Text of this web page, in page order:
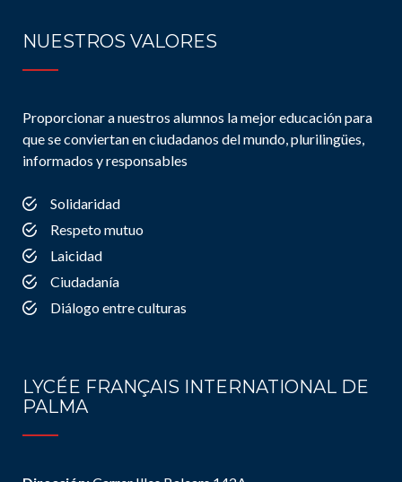
NUESTROS VALORES
Proporcionar a nuestros alumnos la mejor educación para
que se conviertan en ciudadanos del mundo, plurilingües,
informados y responsables
Solidaridad
Respeto mutuo
Laicidad
Ciudadanía
Diálogo entre culturas
LYCÉE FRANÇAIS INTERNATIONAL DE
PALMA